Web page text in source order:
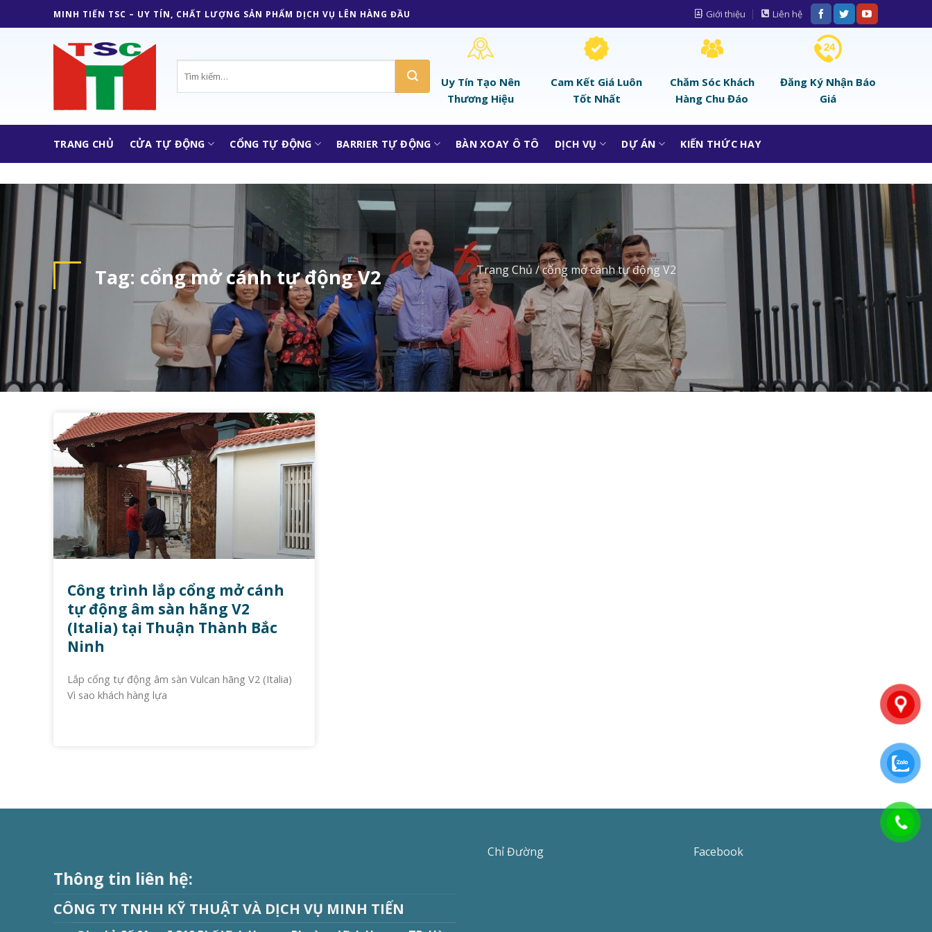
to
MINH TIẾN TSC – UY TÍN, CHẤT LƯỢNG SẢN PHẨM DỊCH VỤ LÊN HÀNG ĐẦU Giới thiệu Liên hệ
kiếm:
Uy Tín Tạo Nên
Thương Hiệu
Cam Kết Giá Luôn
Tốt Nhất
Chăm Sóc Khách
Hàng Chu Đáo
Đăng Ký Nhận Báo
Giá
TRANG CHỦ CỬA TỰ ĐỘNG CỔNG TỰ ĐỘNG BARRIER TỰ ĐỘNG BÀN XOAY Ô TÔ DỊCH VỤ DỰ ÁN KIẾN THỨC HAY
Tag: cổng mở cánh tự động V2 Trang Chủ /cổng mở cánh tự động V2
Công trình lắp cổng mở cánh
tự động âm sàn hãng V2
(Italia) tại Thuận Thành Bắc
Ninh
Lắp cổng tự động âm sàn Vulcan hãng V2 (Italia)
Vì sao khách hàng lựa
Thông tin liên hệ:
CÔNG TY TNHH KỸ THUẬT VÀ DỊCH VỤ MINH TIẾN
Chỉ Đường Facebook